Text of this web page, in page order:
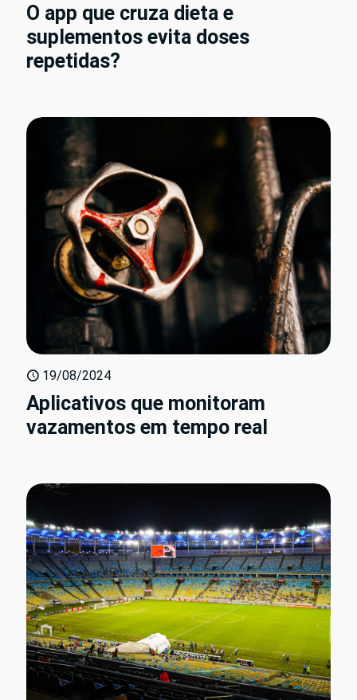
O app que cruza dieta e
suplementos evita doses
repetidas?
19/08/2024
Aplicativos que monitoram
vazamentos em tempo real